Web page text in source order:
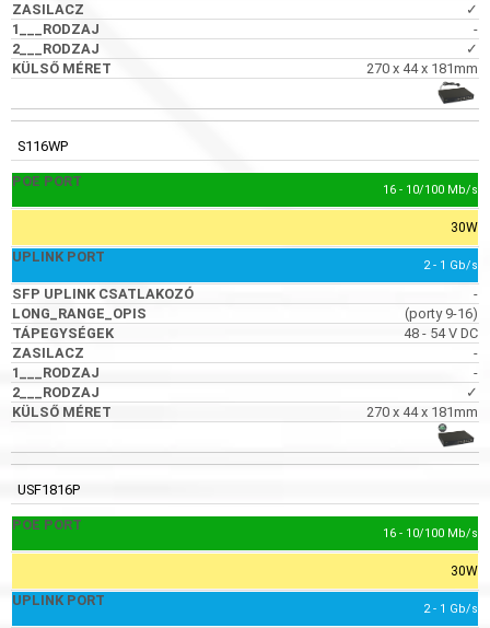
✓
-
✓
270 x 44 x 181mm
S116WP
16 - 10/100 Mb/s
30W
2 - 1 Gb/s
-
(porty 9-16)
48 - 54 V DC
-
-
✓
270 x 44 x 181mm
USF1816P
16 - 10/100 Mb/s
30W
2 - 1 Gb/s